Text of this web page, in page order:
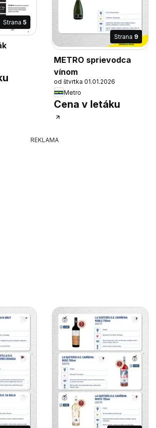
Strana 5
Strana 9
METRO sprievodca
vínom
od štvrtka 01.01.2026
Metro
Cena v letáku
REKLAMA